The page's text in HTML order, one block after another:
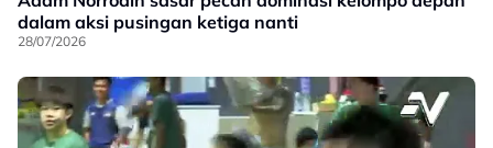
dalam aksi pusingan ketiga nanti
28/07/2026